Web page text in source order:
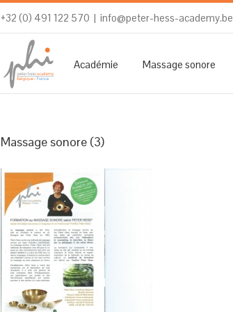
+32 (0) 491 122 570 | info@peter-hess-academy.be
Académie Massage sonore
Massage sonore (3)